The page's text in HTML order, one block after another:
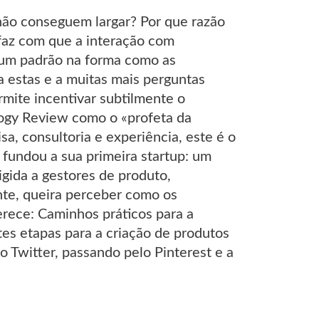
conseguem largar? Por que razão
com que a interação com
padrão na forma como as
e a muitas mais perguntas
incentivar subtilmente o
Review como o «profeta da
consultoria e experiência, este é o
a sua primeira startup: um
a gestores de produto,
queira perceber como os
Caminhos práticos para a
etapas para a criação de produtos
Twitter, passando pelo Pinterest e a